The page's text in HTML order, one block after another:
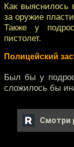
Как выяснилось
за оружие
Также у
пистолет.
Полицейский
Был бы у
сложилось бы
Смотри